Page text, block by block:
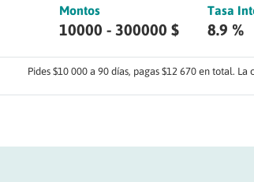
Montos
10000 - 300000 $
Tasa
8.9 %
Pides $10 000 a 90 días, pagas $12 670 en total. La